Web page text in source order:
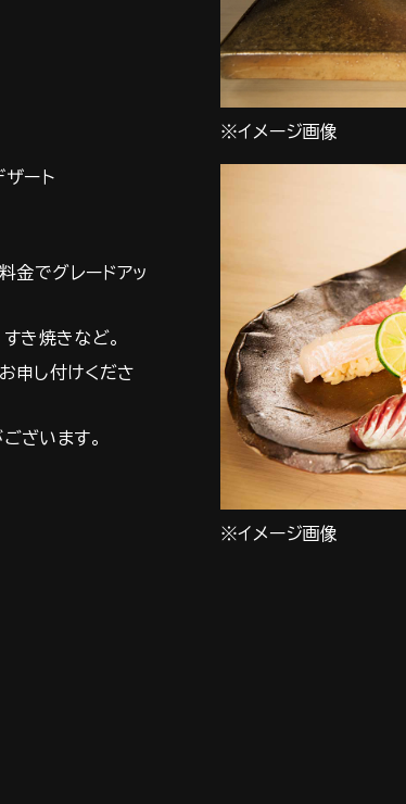
※イメージ画像
※イメージ画像
ザート
金でグレードアッ
き焼きなど。
申し付けくださ
ざいます。